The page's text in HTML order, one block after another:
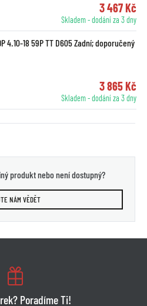
3 467 Kč
Skladem - dodání za 3 dny
4.10-18 59P TT D605 Zadní; doporučený
3 865 Kč
Skladem - dodání za 3 dny
produkt nebo není dostupný?
NÁM VĚDĚT
Poradíme Ti!